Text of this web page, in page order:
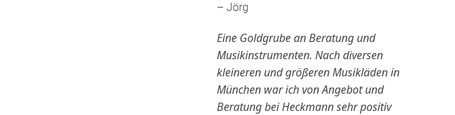
– Jörg
Eine Goldgrube an Beratung und
Musikinstrumenten. Nach diversen
kleineren und größeren Musikläden in
München war ich von Angebot und
Beratung bei Heckmann sehr positiv